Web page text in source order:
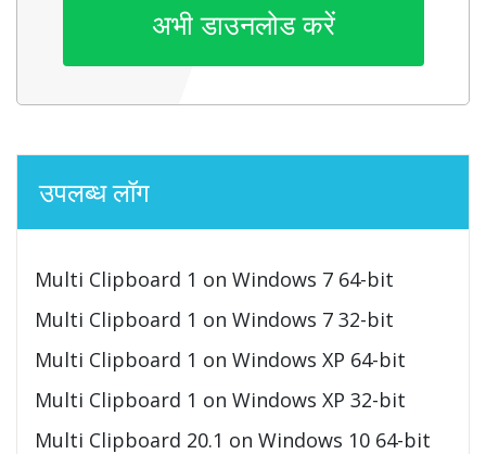
अभी डाउनलोड करें
उपलब्ध लॉग
Multi Clipboard 1 on Windows 7 64-bit
Multi Clipboard 1 on Windows 7 32-bit
Multi Clipboard 1 on Windows XP 64-bit
Multi Clipboard 1 on Windows XP 32-bit
Multi Clipboard 20.1 on Windows 10 64-bit